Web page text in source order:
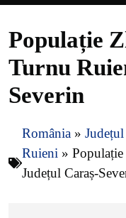
Populație
Turnu
Severin
România »
Ruieni »
Județul Caraș-